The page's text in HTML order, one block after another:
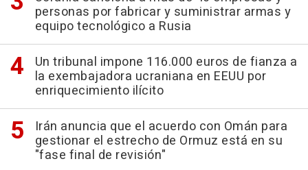
personas por fabricar y suministrar armas y
equipo tecnológico a Rusia
Un tribunal impone 116.000 euros de fianza a
la exembajadora ucraniana en EEUU por
enriquecimiento ilícito
Irán anuncia que el acuerdo con Omán para
gestionar el estrecho de Ormuz está en su
"fase final de revisión"